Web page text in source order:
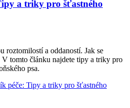
a triky pro šťastného
roztomilostí a oddaností. Jak se
V tomto článku najdete tipy a triky pro
psa.
péče: Tipy a triky pro šťastného